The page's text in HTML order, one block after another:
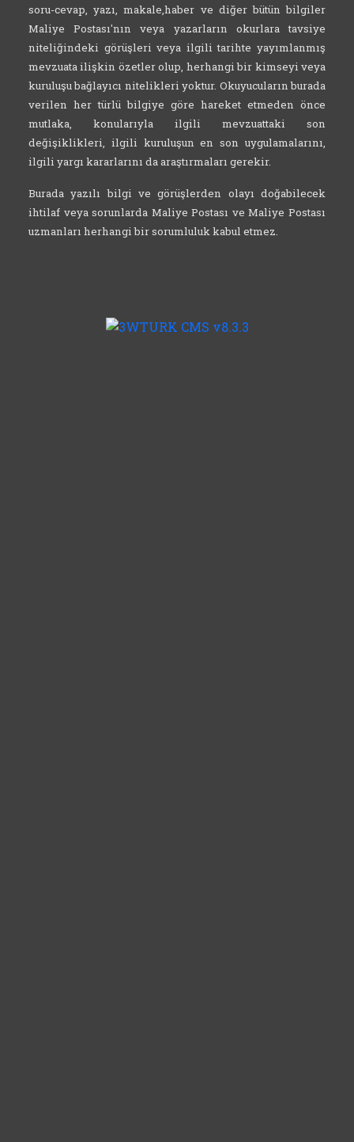
soru-cevap, yazı, makale,haber ve diğer bütün bilgiler
Maliye Postası'nın veya yazarların okurlara tavsiye
niteliğindeki görüşleri veya ilgili tarihte yayımlanmış
mevzuata ilişkin özetler olup, herhangi bir kimseyi veya
kuruluşu bağlayıcı nitelikleri yoktur. Okuyucuların burada
verilen her türlü bilgiye göre hareket etmeden önce
mutlaka, konularıyla ilgili mevzuattaki son
değişiklikleri, ilgili kuruluşun en son uygulamalarını,
ilgili yargı kararlarını da araştırmaları gerekir.
Burada yazılı bilgi ve görüşlerden olayı doğabilecek
ihtilaf veya sorunlarda Maliye Postası ve Maliye Postası
uzmanları herhangi bir sorumluluk kabul etmez.